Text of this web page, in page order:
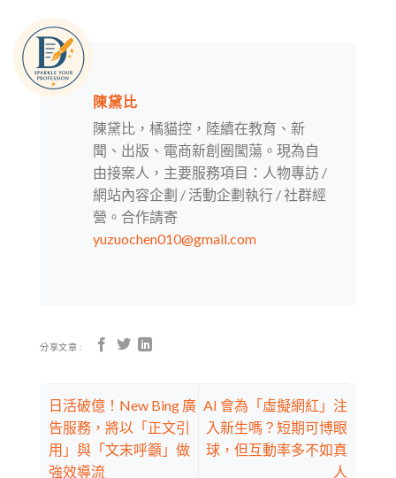
陳黛比
陳黛比，橘貓控，陸續在教育、新
聞、出版、電商新創圈闖蕩。現為自
由接案人，主要服務項目：人物專訪 /
網站內容企劃 / 活動企劃執行 / 社群經
營。合作請寄
yuzuochen010@gmail.com
分享文章 :
日活破億！New Bing 廣
告服務，將以「正文引
用」與「文末呼籲」做
強效導流
AI 會為「虛擬網紅」注
入新生嗎？短期可博眼
球，但互動率多不如真
人